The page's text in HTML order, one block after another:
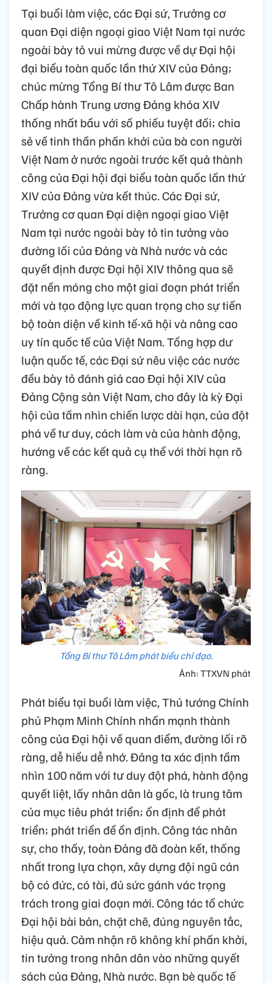
Tại buổi làm việc, các Đại sứ, Trưởng cơ
quan Đại diện ngoại giao Việt Nam tại nước
ngoài bày tỏ vui mừng được về dự Đại hội
đại biểu toàn quốc lần thứ XIV của Đảng;
chúc mừng Tổng Bí thư Tô Lâm được Ban
Chấp hành Trung ương Đảng khóa XIV
thống nhất bầu với số phiếu tuyệt đối; chia
sẻ về tinh thần phấn khởi của bà con người
Việt Nam ở nước ngoài trước kết quả thành
công của Đại hội đại biểu toàn quốc lần thứ
XIV của Đảng vừa kết thúc. Các Đại sứ,
Trưởng cơ quan Đại diện ngoại giao Việt
Nam tại nước ngoài bày tỏ tin tưởng vào
đường lối của Đảng và Nhà nước và các
quyết định được Đại hội XIV thông qua sẽ
đặt nền móng cho một giai đoạn phát triển
mới và tạo động lực quan trọng cho sự tiến
bộ toàn diện về kinh tế-xã hội và nâng cao
uy tín quốc tế của Việt Nam. Tổng hợp dư
luận quốc tế, các Đại sứ nêu việc các nước
đều bày tỏ đánh giá cao Đại hội XIV của
Đảng Cộng sản Việt Nam, cho đây là kỳ Đại
hội của tầm nhìn chiến lược dài hạn, của đột
phá về tư duy, cách làm và của hành động,
hướng về các kết quả cụ thể với thời hạn rõ
ràng.
Tổng Bí thư Tô Lâm phát biểu chỉ đạo.
Ảnh: TTXVN phát
Phát biểu tại buổi làm việc, Thủ tướng Chính
phủ Phạm Minh Chính nhấn mạnh thành
công của Đại hội về quan điểm, đường lối rõ
ràng, dễ hiểu dễ nhớ. Đảng ta xác định tầm
nhìn 100 năm với tư duy đột phá, hành động
quyết liệt, lấy nhân dân là gốc, là trung tâm
của mục tiêu phát triển; ổn định để phát
triển; phát triển để ổn định. Công tác nhân
sự, cho thấy, toàn Đảng đã đoàn kết, thống
nhất trong lựa chọn, xây dựng đội ngũ cán
bộ có đức, có tài, đủ sức gánh vác trọng
trách trong giai đoạn mới. Công tác tổ chức
Đại hội bài bản, chặt chẽ, đúng nguyên tắc,
hiệu quả. Cảm nhận rõ không khí phấn khởi,
tin tưởng trong nhân dân vào những quyết
sách của Đảng, Nhà nước. Bạn bè quốc tế